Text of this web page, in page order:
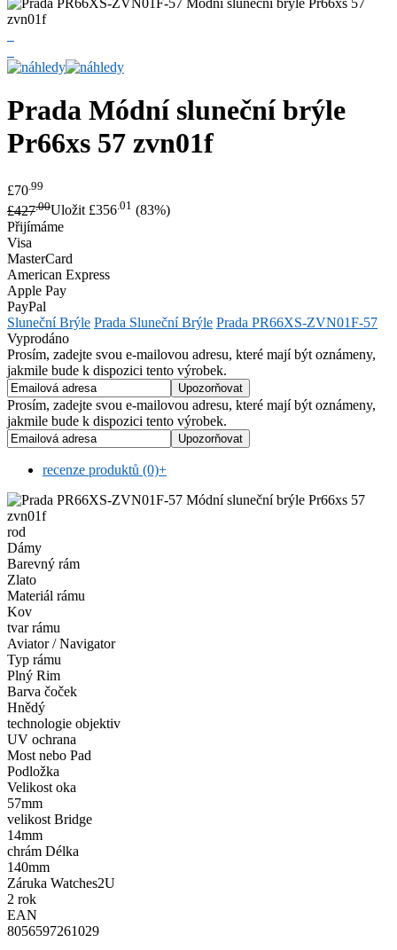
Prada Módní sluneční brýle
Pr66xs 57 zvn01f
£70 .99
£427.00Uložit £356.01 (83%)
Přijímáme
Visa
MasterCard
American Express
Apple Pay
PayPal
Sluneční Brýle Prada Sluneční Brýle Prada PR66XS-ZVN01F-57
Vyprodáno
Prosím, zadejte svou e-mailovou adresu, které mají být oznámeny,
jakmile bude k dispozici tento výrobek.
Prosím, zadejte svou e-mailovou adresu, které mají být oznámeny,
jakmile bude k dispozici tento výrobek.
recenze produktů (0)+
rod
Dámy
Barevný rám
Zlato
Materiál rámu
Kov
tvar rámu
Aviator / Navigator
Typ rámu
Plný Rim
Barva čoček
Hnědý
technologie objektiv
UV ochrana
Most nebo Pad
Podložka
Velikost oka
57mm
velikost Bridge
14mm
chrám Délka
140mm
Záruka Watches2U
2 rok
EAN
8056597261029